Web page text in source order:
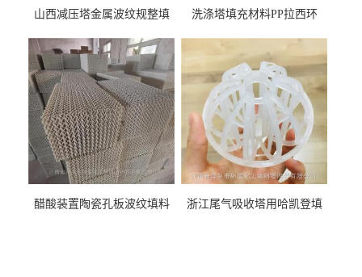
山西减压塔金属波纹规整填
料
洗涤塔填充材料PP拉西环
醋酸装置陶瓷孔板波纹填料
浙江尾气吸收塔用哈凯登填